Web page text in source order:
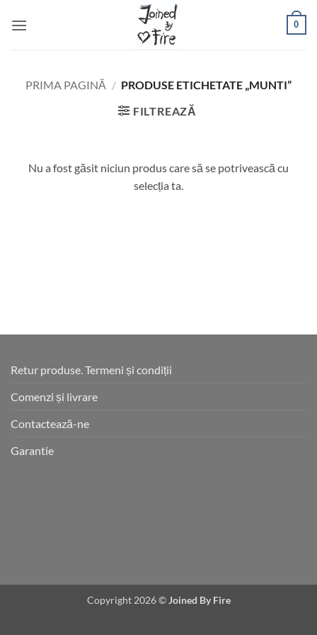
0
PRIMA PAGINĂ / PRODUSE ETICHETATE „MUNTI”
FILTREAZĂ
Nu a fost găsit niciun produs care să se potrivească cu
selecția ta.
Retur produse. Termeni și condiții
Comenzi și livrare
Contactează-ne
Garantie
Copyright 2026 © Joined By Fire